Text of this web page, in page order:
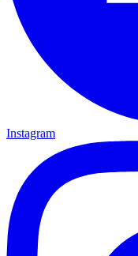
Instagram